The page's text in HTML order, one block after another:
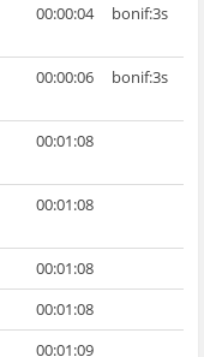
00:00:04 bonif:3s
00:00:06 bonif:3s
00:01:08
00:01:08
00:01:08
00:01:08
00:01:09